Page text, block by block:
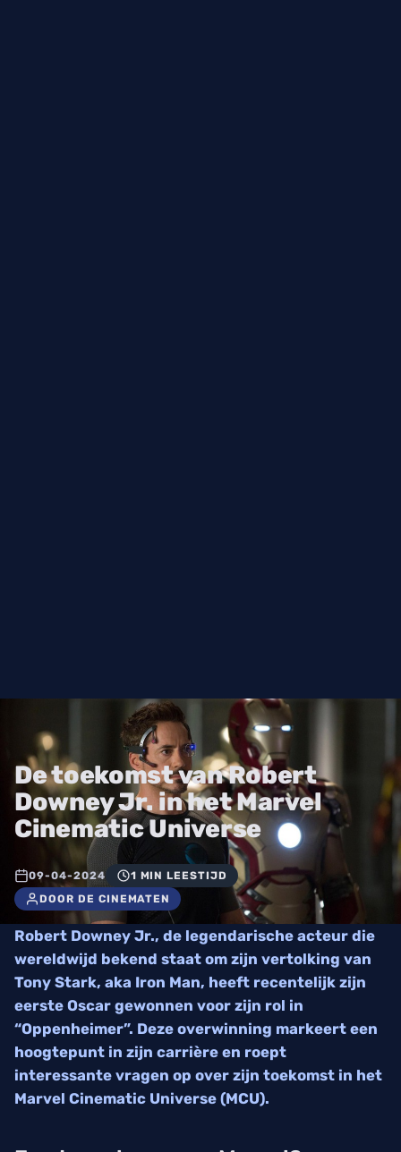
De toekomst van Robert
Downey Jr. in het Marvel
Cinematic Universe
09-04-2024
1 MIN LEESTIJD
DOOR DE CINEMATEN
Robert Downey Jr., de legendarische acteur die
wereldwijd bekend staat om zijn vertolking van
Tony Stark, aka Iron Man, heeft recentelijk zijn
eerste Oscar gewonnen voor zijn rol in
“Oppenheimer”. Deze overwinning markeert een
hoogtepunt in zijn carrière en roept
interessante vragen op over zijn toekomst in het
Marvel Cinematic Universe (MCU).